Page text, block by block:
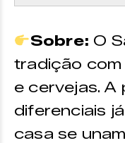
Sobre: O
tradição com
e cervejas. A
diferenciais
casa se